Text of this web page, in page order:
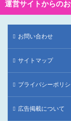
運営サイトからの
お問い合わせ
サイトマップ
プライバシーポリシ
広告掲載について